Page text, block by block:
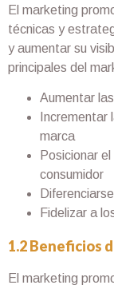
El marketing
técnicas y
y aumentar su
principales del
Aumentar
Incrementar
marca
Posicionar
consumidor
Fidelizar a
1.2 Beneficios
El marketing